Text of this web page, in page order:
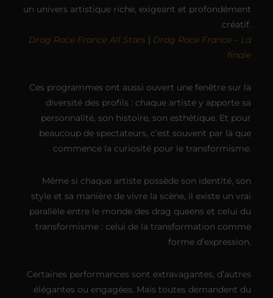
un univers artistique riche, exigeant et profondément
créatif.
Drag Race France All Stars | Drag Race France – La
finale
Ces programmes ont aussi ouvert une fenêtre sur la
diversité des profils : chaque artiste y apporte sa
personnalité, son histoire, son esthétique. Et pour
beaucoup de spectateurs, c’est souvent par là que
commence la curiosité pour le transformisme.
Même si chaque artiste possède son identité, son
style et sa manière de vivre la scène, il existe un vrai
parallèle entre le monde des drag queens et celui du
transformisme : celui de la transformation comme
forme d’expression.
Certaines performances sont extravagantes, d’autres
élégantes ou engagées. Mais toutes demandent du